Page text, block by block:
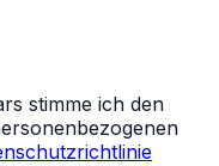
stimme ich den